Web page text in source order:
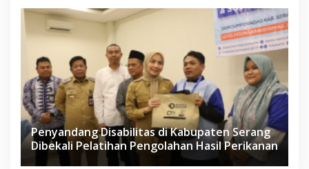
Penyandang Disabilitas di Kabupaten Serang
Dibekali Pelatihan Pengolahan Hasil Perikanan